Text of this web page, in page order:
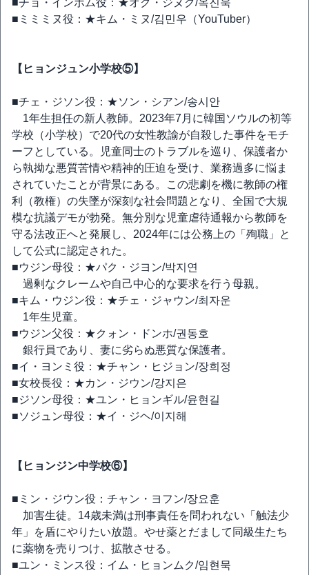
■チョ・インボム役：★オク・ジヌク/옥진욱
■ミミミヌ役：★キム・ミヌ/김민우（YouTuber）
【ヒョンジュン小学校⑤】
■チェ・ジソン役：★ソン・シアン/송시안
1年生担任の新人教師。2023年7月に韓国ソウルの初等
学校（小学校）で20代の女性教諭が自殺した事件をモチ
ーフとしている。児童同士のトラブルを巡り、保護者か
ら執拗な悪質苦情や精神的圧迫を受け、業務過多に悩ま
されていたことが背景にある。この悲劇を機に教師の権
利（教権）の失墜が深刻な社会問題となり、全国で大規
模な抗議デモが勃発。無分別な児童虐待通報から教師を
守る法改正へと発展し、2024年には公務上の「殉職」と
して公式に認定された。
■ウジン母役：★パク・ジヨン/박지연
過剰なクレームや自己中心的な要求を行う母親。
■キム・ウジン役：★チェ・ジャウン/최자운
1年生児童。
■ウジン父役：★クォン・ドンホ/권동호
銀行員であり、妻に劣らぬ悪質な保護者。
■イ・ヨンミ役：★チャン・ヒジョン/장희정
■女校長役：★カン・ジウン/강지은
■ジソン母役：★ユン・ヒョンギル/윤현길
■ソジュン母役：★イ・ジヘ/이지해
【ヒョンジン中学校⑥】
■ミン・ジウン役：チャン・ヨフン/장요훈
加害生徒。14歳未満は刑事責任を問われない「触法少
年」を盾にやりたい放題。やせ薬とだまして同級生たち
に薬物を売りつけ、拡散させる。
■ユン・ミンス役：イム・ヒョンムク/임현묵